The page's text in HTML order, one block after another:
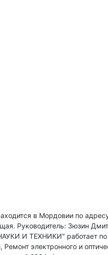
в Мордовии по
Руководитель: Зюзин
И ТЕХНИКИ" работает по
электронного и